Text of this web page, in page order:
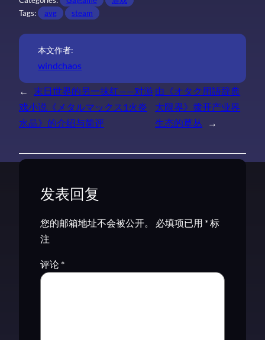
Tags:
avg steam
本文作者:
windchaos
←
末日世界的另一抹红——对游
戏小说《メタルマックス1火炎
水晶》的介绍与简评
由《オタク用語辞典
大限界》拨开产业界
生态的草丛
→
发表回复
您的邮箱地址不会被公开。 必填项已用 *标
注
评论 *